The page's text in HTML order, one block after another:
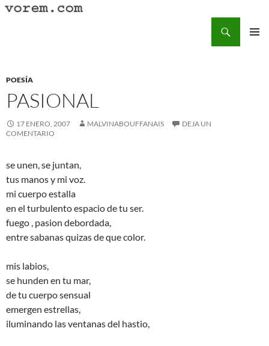
Saltar
POESÍA
PASIONAL
17 ENERO, 2007 MALVINABOUFFANAIS
DEJA UN
COMENTARIO
se unen, se juntan,
tus manos y mi voz.
mi cuerpo estalla
en el turbulento espacio de tu ser.
fuego , pasion debordada,
entre sabanas quizas de que color.
mis labios,
se hunden en tu mar,
de tu cuerpo sensual
emergen estrellas,
iluminando las ventanas del hastio,